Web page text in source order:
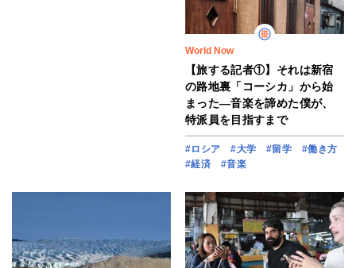
World Now
【旅する記者①】それは新宿
の路地裏「コーシカ」から始
まった―音楽を諦めた僕が、
特派員を目指すまで
#ロシア #大学 #留学
#働き方
#経済
#音楽